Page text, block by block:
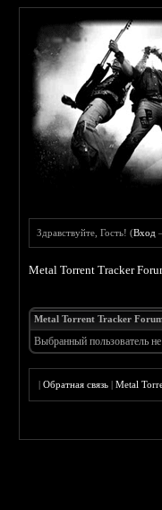
Здравствуйте, Гость! (Вход
Metal Torrent Tracker
Metal Torrent Tracker
Выбранный пользователь не
|Обратная связь |Metal